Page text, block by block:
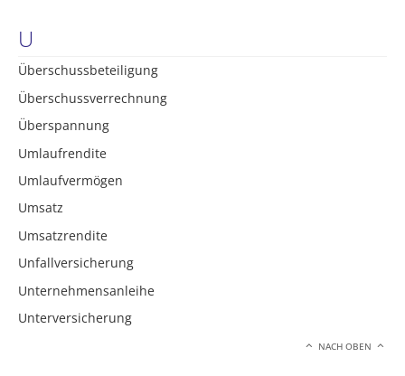
U
Überschussbeteiligung
Überschussverrechnung
Überspannung
Umlaufrendite
Umlaufvermögen
Umsatz
Umsatzrendite
Unfallversicherung
Unternehmensanleihe
Unterversicherung
NACH OBEN